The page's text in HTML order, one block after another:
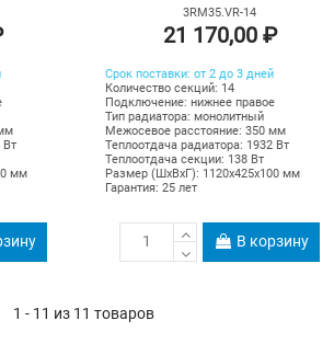
Вт
мм
3RM35.VR-14
21 170,00 ₽
Срок поставки: от 2 до 3 дней
Количество секций: 14
Подключение: нижнее правое
Тип радиатора: монолитный
Межосевое расстояние: 350 мм
Теплоотдача радиатора: 1932 Вт
Теплоотдача секции: 138 Вт
Размер (ШхВхГ): 1120х425х100 мм
Гарантия: 25 лет
В корзину
1 - 11 из 11 товаров